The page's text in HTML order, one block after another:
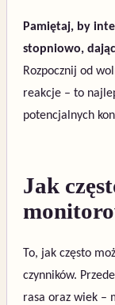
Pamiętaj, by
stopniowo,
Rozpocznij od
reakcje – to
potencjalnych
Jak
To, jak często
czynników.
rasa oraz wiek –